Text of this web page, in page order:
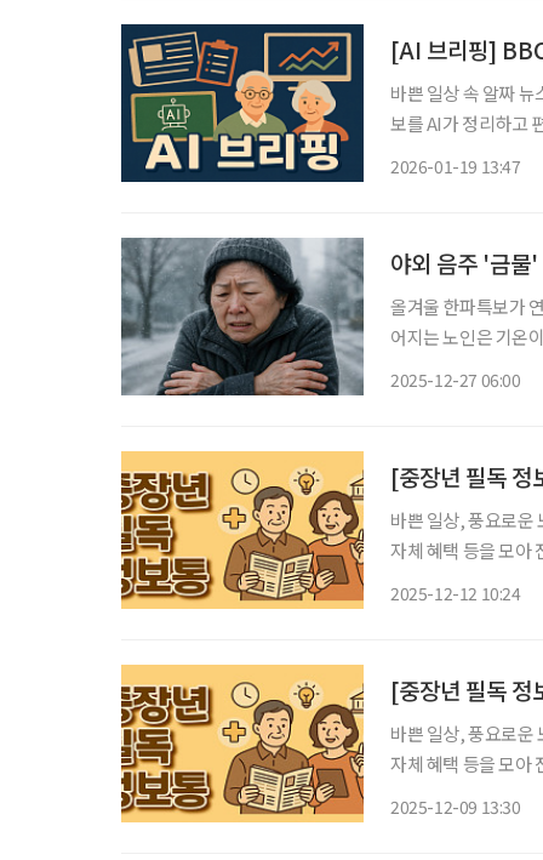
[AI 브리핑]
바쁜 일상 속 알짜
보를 AI가 정리하고 편집국 기자
2026-01-19 13:47
야외 음주 '금물
올겨울 한파특보가
어지는 노인은 기온
2025-12-27 06:00
[중장년 필독 정
바쁜 일상, 풍요로운
자체 혜택 등을 모아 전달 드립니다. 디지털동행플라
2025-12-12 10:24
[중장년 필독
바쁜 일상, 풍요로운
자체 혜택 등을 모아 전달 드립니다. 경기 기후보험
2025-12-09 13:30